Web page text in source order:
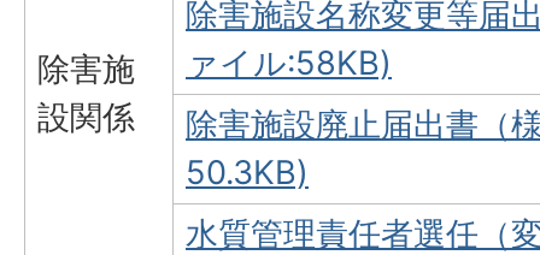
除害施
設関係
除害施設名称変更等届
ァイル:58KB)
除害施設廃止届出書（
50.3KB)
水質管理責任者選任（